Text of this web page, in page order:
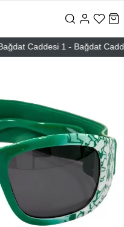
Caddesi 1 - Bağdat